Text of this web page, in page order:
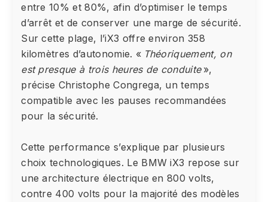
entre 10% et 80%, afin d’optimiser le temps
d’arrêt et de conserver une marge de sécurité.
Sur cette plage, l’iX3 offre environ 358
kilomètres d’autonomie. « Théoriquement, on
est presque à trois heures de conduite»,
précise Christophe Congrega, un temps
compatible avec les pauses recommandées
pour la sécurité.
Cette performance s’explique par plusieurs
choix technologiques. Le BMW iX3 repose sur
une architecture électrique en 800 volts,
contre 400 volts pour la majorité des modèles